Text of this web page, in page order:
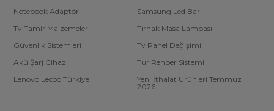
Notebook Adaptör
Samsung Led Bar
Tv Tamir Malzemeleri
Tırnak Masa Lambası
Güvenlik Sistemleri
Tv Panel Değişimi
Akü Şarj Cihazı
Tur Rehber Sistemi
Lenovo Lecoo Türkiye
Yeni İthalat Ürünleri Temmuz
2026